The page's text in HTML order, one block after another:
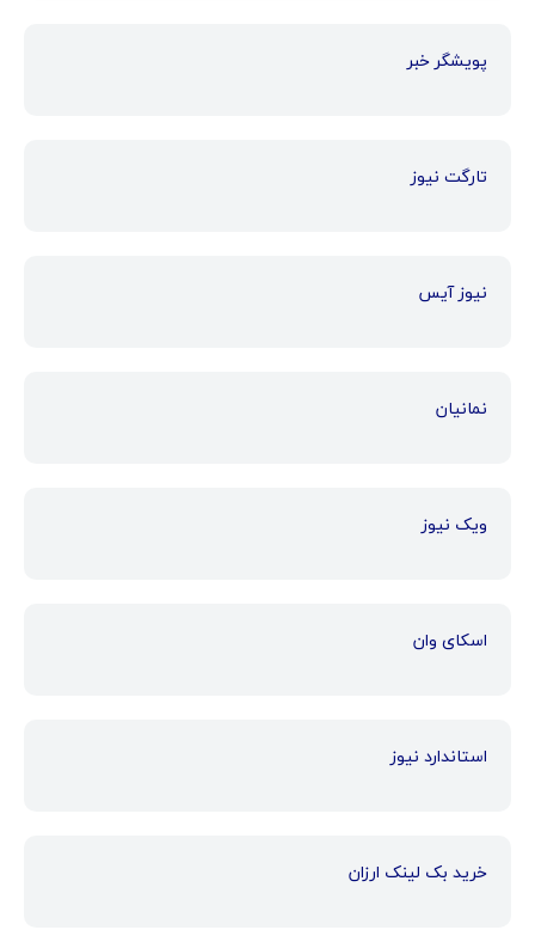
پویشگر خبر
تارگت نیوز
نیوز آیس
نمانیان
ویک نیوز
اسکای وان
استاندارد نیوز
خرید بک لینک ارزان